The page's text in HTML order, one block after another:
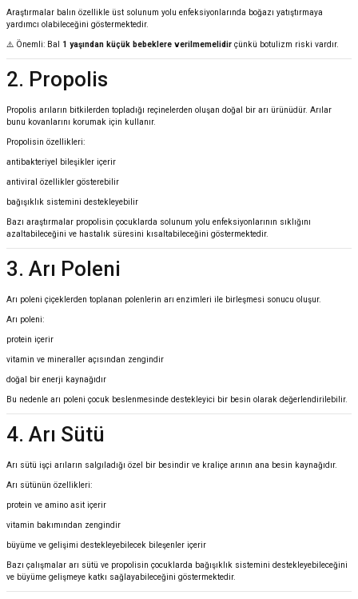
Araştırmalar balın özellikle üst solunum yolu enfeksiyonlarında boğazı yatıştırmaya
yardımcı olabileceğini göstermektedir.
⚠️ Önemli: Bal 1 yaşından küçük bebeklere verilmemelidir çünkü botulizm riski vardır.
2. Propolis
Propolis arıların bitkilerden topladığı reçinelerden oluşan doğal bir arı ürünüdür. Arılar
bunu kovanlarını korumak için kullanır.
Propolisin özellikleri:
antibakteriyel bileşikler içerir
antiviral özellikler gösterebilir
bağışıklık sistemini destekleyebilir
Bazı araştırmalar propolisin çocuklarda solunum yolu enfeksiyonlarının sıklığını
azaltabileceğini ve hastalık süresini kısaltabileceğini göstermektedir.
3. Arı Poleni
Arı poleni çiçeklerden toplanan polenlerin arı enzimleri ile birleşmesi sonucu oluşur.
Arı poleni:
protein içerir
vitamin ve mineraller açısından zengindir
doğal bir enerji kaynağıdır
Bu nedenle arı poleni çocuk beslenmesinde destekleyici bir besin olarak değerlendirilebilir.
4. Arı Sütü
Arı sütü işçi arıların salgıladığı özel bir besindir ve kraliçe arının ana besin kaynağıdır.
Arı sütünün özellikleri:
protein ve amino asit içerir
vitamin bakımından zengindir
büyüme ve gelişimi destekleyebilecek bileşenler içerir
Bazı çalışmalar arı sütü ve propolisin çocuklarda bağışıklık sistemini destekleyebileceğini
ve büyüme gelişmeye katkı sağlayabileceğini göstermektedir.